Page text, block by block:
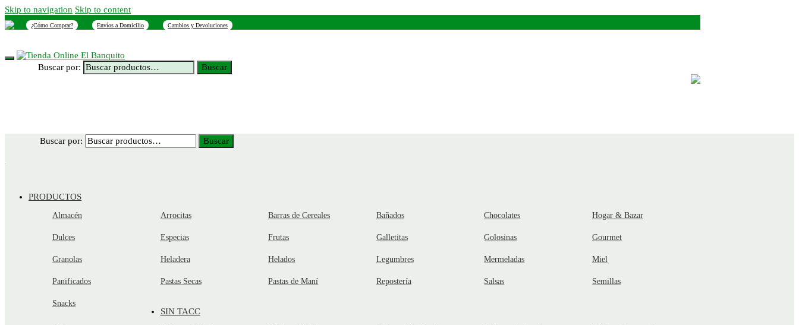
Skip to navigation Skip to content
¿Cómo Comprar? Envíos a Domicilio Cambios y Devoluciones
Buscar por: Buscar
Buscar por: Buscar
PRODUCTOS
Almacén Arrocitas Barras de Cereales Bañados Chocolates Hogar & Bazar
Dulces Especias Frutas Galletitas Golosinas Gourmet
Granolas Heladera Helados Legumbres Mermeladas Miel
Panificados Pastas Secas Pastas de Maní Repostería Salsas Semillas
Snacks
SIN TACC